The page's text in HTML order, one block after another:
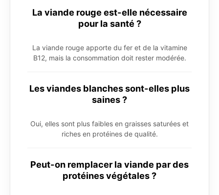
La viande rouge est-elle nécessaire
pour la santé ?
La viande rouge apporte du fer et de la vitamine
B12, mais la consommation doit rester modérée.
Les viandes blanches sont-elles plus
saines ?
Oui, elles sont plus faibles en graisses saturées et
riches en protéines de qualité.
Peut-on remplacer la viande par des
protéines végétales ?